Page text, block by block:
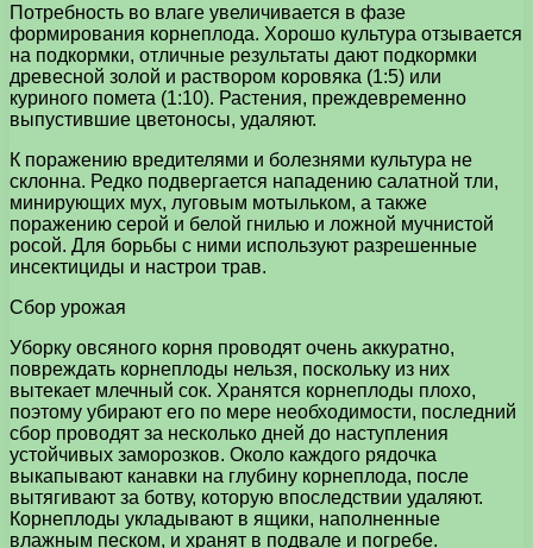
Потребность во влаге увеличивается в фазе
формирования корнеплода. Хорошо культура отзывается
на подкормки, отличные результаты дают подкормки
древесной золой и раствором коровяка (1:5) или
куриного помета (1:10). Растения, преждевременно
выпустившие цветоносы, удаляют.
К поражению вредителями и болезнями культура не
склонна. Редко подвергается нападению салатной тли,
минирующих мух, луговым мотыльком, а также
поражению серой и белой гнилью и ложной мучнистой
росой. Для борьбы с ними используют разрешенные
инсектициды и настрои трав.
Сбор урожая
Уборку овсяного корня проводят очень аккуратно,
повреждать корнеплоды нельзя, поскольку из них
вытекает млечный сок. Хранятся корнеплоды плохо,
поэтому убирают его по мере необходимости, последний
сбор проводят за несколько дней до наступления
устойчивых заморозков. Около каждого рядочка
выкапывают канавки на глубину корнеплода, после
вытягивают за ботву, которую впоследствии удаляют.
Корнеплоды укладывают в ящики, наполненные
влажным песком, и хранят в подвале и погребе.